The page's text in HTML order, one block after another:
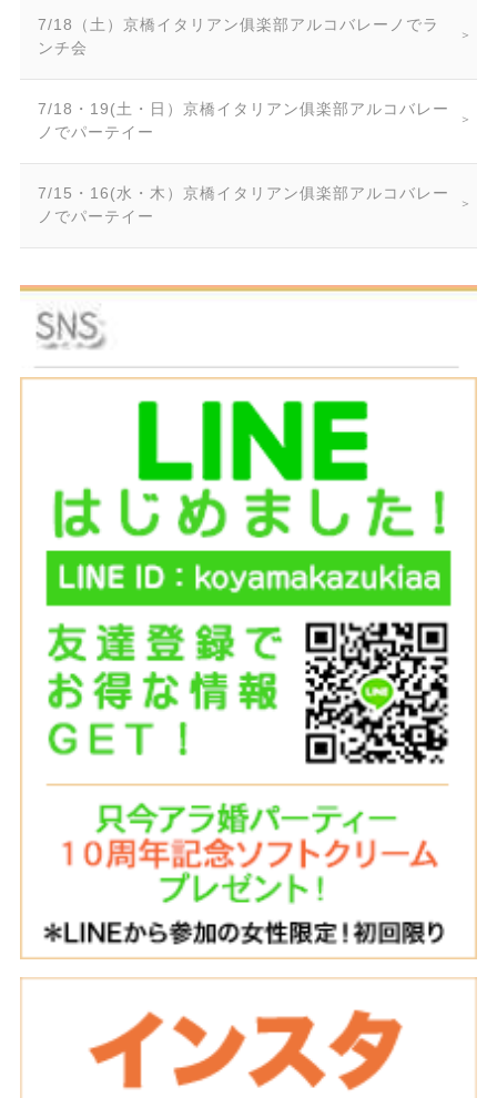
7/18（土）京橋イタリアン俱楽部アルコバレーノでラ
ンチ会
7/18・19(土・日）京橋イタリアン俱楽部アルコバレー
ノでパーテイー
7/15・16(水・木）京橋イタリアン俱楽部アルコバレー
ノでパーテイー